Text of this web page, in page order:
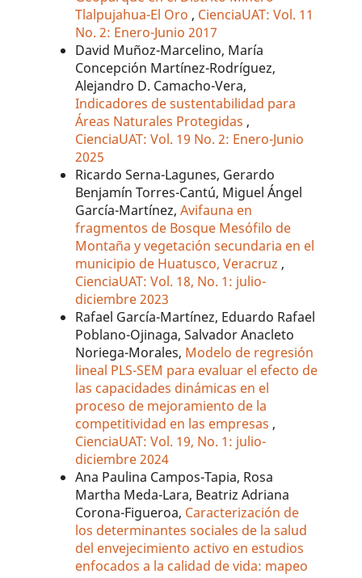
Tlalpujahua-El Oro , CienciaUAT: Vol. 11
No. 2: Enero-Junio 2017
David Muñoz-Marcelino, María
Concepción Martínez-Rodríguez,
Alejandro D. Camacho-Vera,
Indicadores de sustentabilidad para
Áreas Naturales Protegidas ,
CienciaUAT: Vol. 19 No. 2: Enero-Junio
2025
Ricardo Serna-Lagunes, Gerardo
Benjamín Torres-Cantú, Miguel Ángel
García-Martínez,Avifauna en
fragmentos de Bosque Mesófilo de
Montaña y vegetación secundaria en el
municipio de Huatusco, Veracruz ,
CienciaUAT: Vol. 18, No. 1: julio-
diciembre 2023
Rafael García-Martínez, Eduardo Rafael
Poblano-Ojinaga, Salvador Anacleto
Noriega-Morales, Modelo de regresión
lineal PLS-SEM para evaluar el efecto de
las capacidades dinámicas en el
proceso de mejoramiento de la
competitividad en las empresas ,
CienciaUAT: Vol. 19, No. 1: julio-
diciembre 2024
Ana Paulina Campos-Tapia, Rosa
Martha Meda-Lara, Beatriz Adriana
Corona-Figueroa, Caracterización de
los determinantes sociales de la salud
del envejecimiento activo en estudios
enfocados a la calidad de vida: mapeo